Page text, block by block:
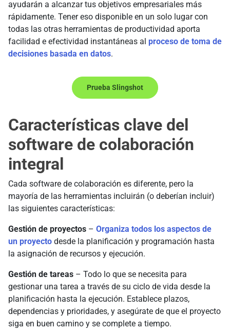
ayudarán a alcanzar tus objetivos empresariales más
rápidamente. Tener eso disponible en un solo lugar con
todas las otras herramientas de productividad aporta
facilidad e efectividad instantáneas al proceso de toma de
decisiones basada en datos.
Prueba Slingshot
Características clave del
software de colaboración
integral
Cada software de colaboración es diferente, pero la
mayoría de las herramientas incluirán (o deberían incluir)
las siguientes características:
Gestión de proyectos – Organiza todos los aspectos de
un proyecto desde la planificación y programación hasta
la asignación de recursos y ejecución.
Gestión de tareas – Todo lo que se necesita para
gestionar una tarea a través de su ciclo de vida desde la
planificación hasta la ejecución. Establece plazos,
dependencias y prioridades, y asegúrate de que el proyecto
siga en buen camino y se complete a tiempo.